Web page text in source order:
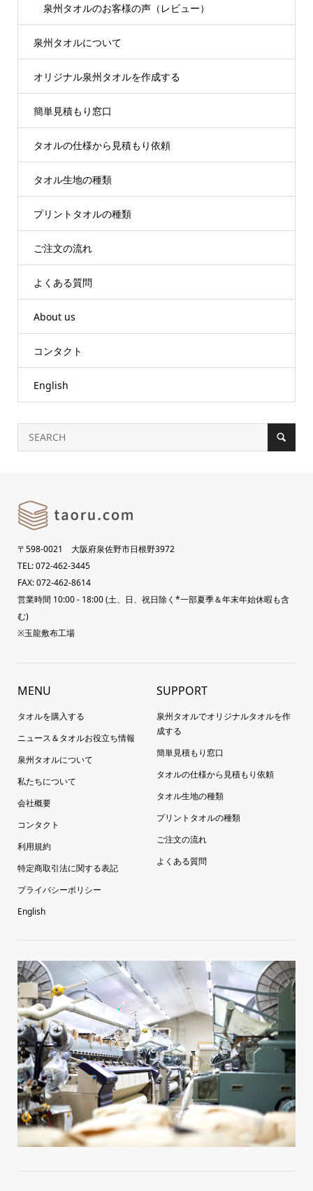
泉州タオルのお客様の声（レビュー）
泉州タオルについて
オリジナル泉州タオルを作成する
簡単見積もり窓口
タオルの仕様から見積もり依頼
タオル生地の種類
プリントタオルの種類
ご注文の流れ
よくある質問
About us
コンタクト
English
〒598-0021 大阪府泉佐野市日根野3972
TEL: 072-462-3445
FAX: 072-462-8614
営業時間 10:00 - 18:00 (土、日、祝日除く*一部夏季＆年末年始休暇も含
む)
※玉龍敷布工場
MENU
タオルを購入する
ニュース＆タオルお役立ち情報
泉州タオルについて
私たちについて
会社概要
コンタクト
利用規約
特定商取引法に関する表記
プライバシーポリシー
English
SUPPORT
泉州タオルでオリジナルタオルを作
成する
簡単見積もり窓口
タオルの仕様から見積もり依頼
タオル生地の種類
プリントタオルの種類
ご注文の流れ
よくある質問